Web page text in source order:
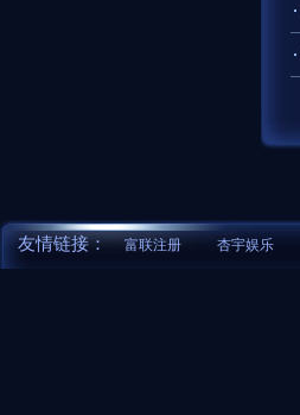
友情链接： 富联注册 杏宇娱乐